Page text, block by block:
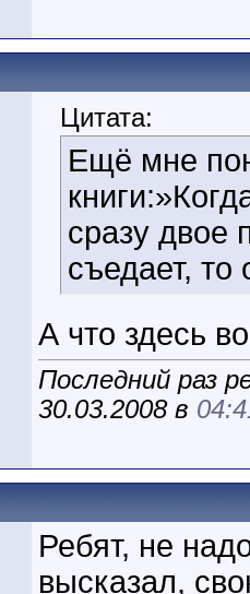
Цитата:
Ещё мне
сразу двое
съедает,
А что здесь
Последний раз
30.03.2008 в
Ребят, не
высказал,